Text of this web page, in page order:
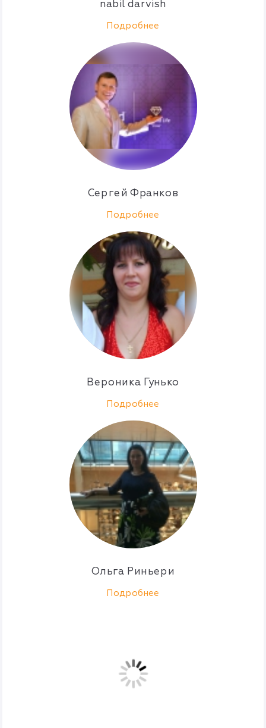
nabil darvish
Подробнее
Сергей Франков
Подробнее
Вероника Гунько
Подробнее
Ольга Риньери
Подробнее